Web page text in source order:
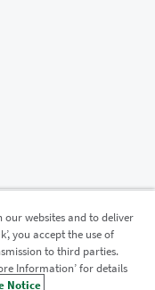
our websites and to deliver
you accept the use of
to third parties.
Information’ for details
Notice